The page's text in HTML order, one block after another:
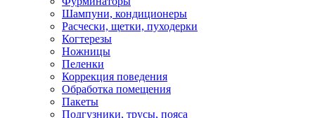
Шампуни, кондиционеры
Расчески, щетки, пуходерки
Когтерезы
Ножницы
Пеленки
Коррекция поведения
Обработка помещения
Пакеты
Подгузники, трусы, пояса